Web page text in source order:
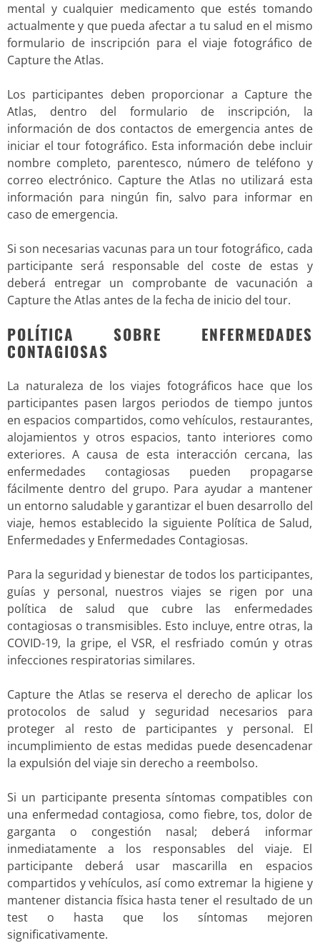
mental y cualquier medicamento que estés tomando
actualmente y que pueda afectar a tu salud en el mismo
formulario de inscripción para el viaje fotográfico de
Capture the Atlas.
Los participantes deben proporcionar a Capture the
Atlas, dentro del formulario de inscripción, la
información de dos contactos de emergencia antes de
iniciar el tour fotográfico. Esta información debe incluir
nombre completo, parentesco, número de teléfono y
correo electrónico. Capture the Atlas no utilizará esta
información para ningún fin, salvo para informar en
caso de emergencia.
Si son necesarias vacunas para un tour fotográfico, cada
participante será responsable del coste de estas y
deberá entregar un comprobante de vacunación a
Capture the Atlas antes de la fecha de inicio del tour.
POLÍTICA SOBRE ENFERMEDADES
CONTAGIOSAS
La naturaleza de los viajes fotográficos hace que los
participantes pasen largos periodos de tiempo juntos
en espacios compartidos, como vehículos, restaurantes,
alojamientos y otros espacios, tanto interiores como
exteriores. A causa de esta interacción cercana, las
enfermedades contagiosas pueden propagarse
fácilmente dentro del grupo. Para ayudar a mantener
un entorno saludable y garantizar el buen desarrollo del
viaje, hemos establecido la siguiente Política de Salud,
Enfermedades y Enfermedades Contagiosas.
Para la seguridad y bienestar de todos los participantes,
guías y personal, nuestros viajes se rigen por una
política de salud que cubre las enfermedades
contagiosas o transmisibles. Esto incluye, entre otras, la
COVID-19, la gripe, el VSR, el resfriado común y otras
infecciones respiratorias similares.
Capture the Atlas se reserva el derecho de aplicar los
protocolos de salud y seguridad necesarios para
proteger al resto de participantes y personal. El
incumplimiento de estas medidas puede desencadenar
la expulsión del viaje sin derecho a reembolso.
Si un participante presenta síntomas compatibles con
una enfermedad contagiosa, como fiebre, tos, dolor de
garganta o congestión nasal; deberá informar
inmediatamente a los responsables del viaje. El
participante deberá usar mascarilla en espacios
compartidos y vehículos, así como extremar la higiene y
mantener distancia física hasta tener el resultado de un
test o hasta que los síntomas mejoren
significativamente.